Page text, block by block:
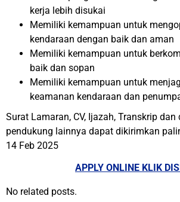
kerja lebih disukai
Memiliki kemampuan untuk
kendaraan dengan baik dan aman
Memiliki kemampuan untuk
baik dan sopan
Memiliki kemampuan untuk
keamanan kendaraan dan
Surat Lamaran, CV, Ijazah, Transkrip dan
pendukung lainnya dapat dikirimkan
14 Feb 2025
APPLY ONLINE KLIK
No related posts.